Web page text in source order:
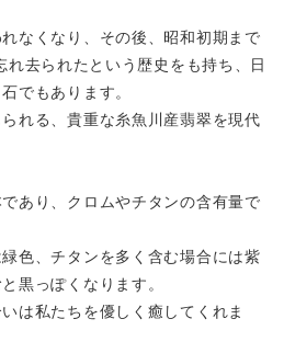
なくなり、その後、昭和初期まで
れ去られたという歴史をも持ち、
日
でもあります。
れる、貴重な糸魚川産翡翠を現代
あり、クロムやチタンの含有量で
色、チタンを多く含む場合には紫
黒っぽくなります。
は私たちを優しく癒してくれま